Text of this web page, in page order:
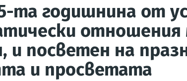
та годишнина от
отношения
и посветен на
и просветата